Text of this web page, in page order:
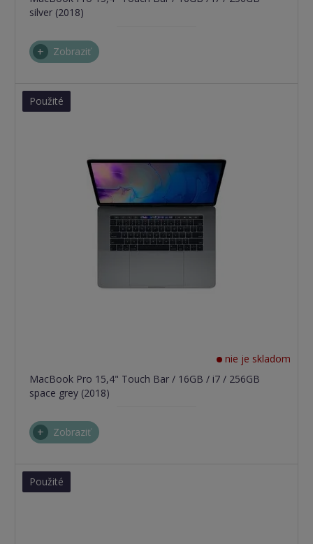
silver (2018)
Zobraziť
Použité
nie je skladom
MacBook Pro 15,4" Touch Bar / 16GB / i7 / 256GB
space grey (2018)
Zobraziť
Použité